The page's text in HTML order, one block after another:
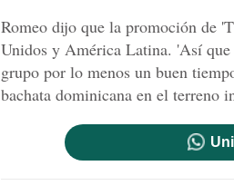
Romeo dijo que la promoción de
Unidos y América Latina. 'Así
grupo por lo menos un buen
bachata dominicana en el terreno